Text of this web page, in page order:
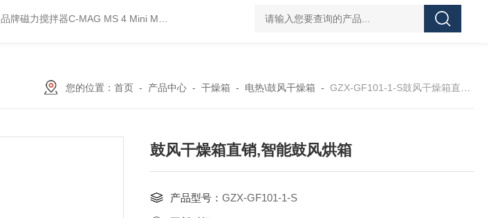
品牌磁力搅拌器C-MAG MS 4 Mini MR standard IKA磁力搅拌器 Mini MR standard IKAMAG磁力搅拌器 IT-09A5
您的位置： 首页- 产品中心- 干燥箱 - 电热\鼓风干燥箱 - GZX-GF101-1-S鼓风干燥箱直销,智能鼓风烘箱
鼓风干燥箱直销,智能鼓风烘箱
产品型号： GZX-GF101-1-S